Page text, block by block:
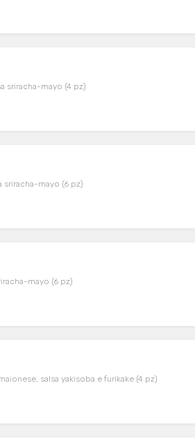
sriracha-mayo (4 pz)
mayo (6 pz)
mayo (6 pz)
salsa yakisoba e furikake (4 pz)